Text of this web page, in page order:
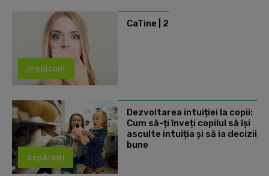
medicool
CaTine | 2
depărinți
Dezvoltarea intuiției la copii:
Cum să-ți înveți copilul să își
asculte intuiția și să ia decizii
bune